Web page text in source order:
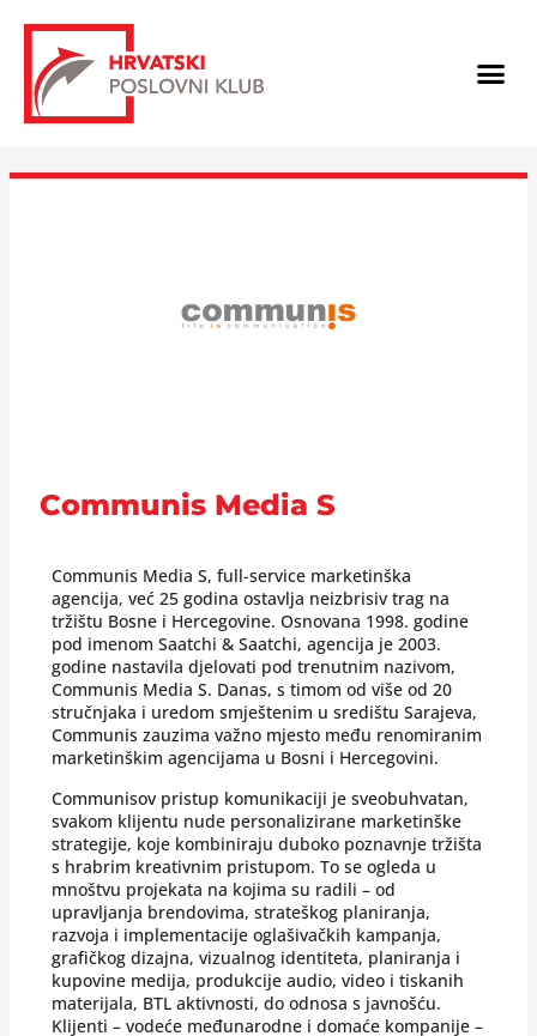
content
Communis Media S
Communis Media S, full-service marketinška
agencija, već 25 godina ostavlja neizbrisiv trag na
tržištu Bosne i Hercegovine. Osnovana 1998. godine
pod imenom Saatchi & Saatchi, agencija je 2003.
godine nastavila djelovati pod trenutnim nazivom,
Communis Media S. Danas, s timom od više od 20
stručnjaka i uredom smještenim u središtu Sarajeva,
Communis zauzima važno mjesto među renomiranim
marketinškim agencijama u Bosni i Hercegovini.
Communisov pristup komunikaciji je sveobuhvatan,
svakom klijentu nude personalizirane marketinške
strategije, koje kombiniraju duboko poznavnje tržišta
s hrabrim kreativnim pristupom. To se ogleda u
mnoštvu projekata na kojima su radili – od
upravljanja brendovima, strateškog planiranja,
razvoja i implementacije oglašivačkih kampanja,
grafičkog dizajna, vizualnog identiteta, planiranja i
kupovine medija, produkcije audio, video i tiskanih
materijala, BTL aktivnosti, do odnosa s javnošću.
Klijenti – vodeće međunarodne i domaće kompanije –
navigation